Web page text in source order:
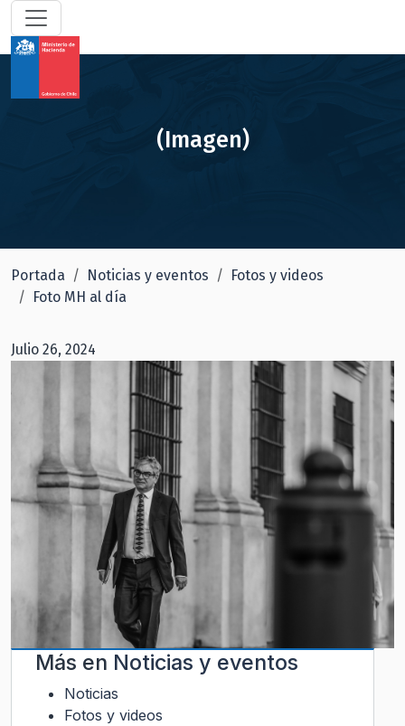
(Imagen)
Portada Noticias y eventos
Fotos y videos
Foto MH al día
Julio 26, 2024
Más en Noticias y eventos
Noticias
Fotos y videos